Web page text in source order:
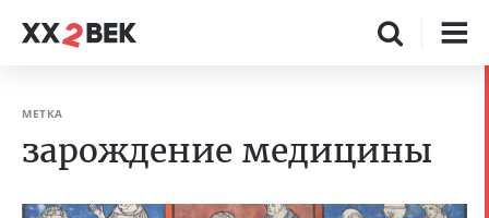
МЕТКА
зарождение медицины